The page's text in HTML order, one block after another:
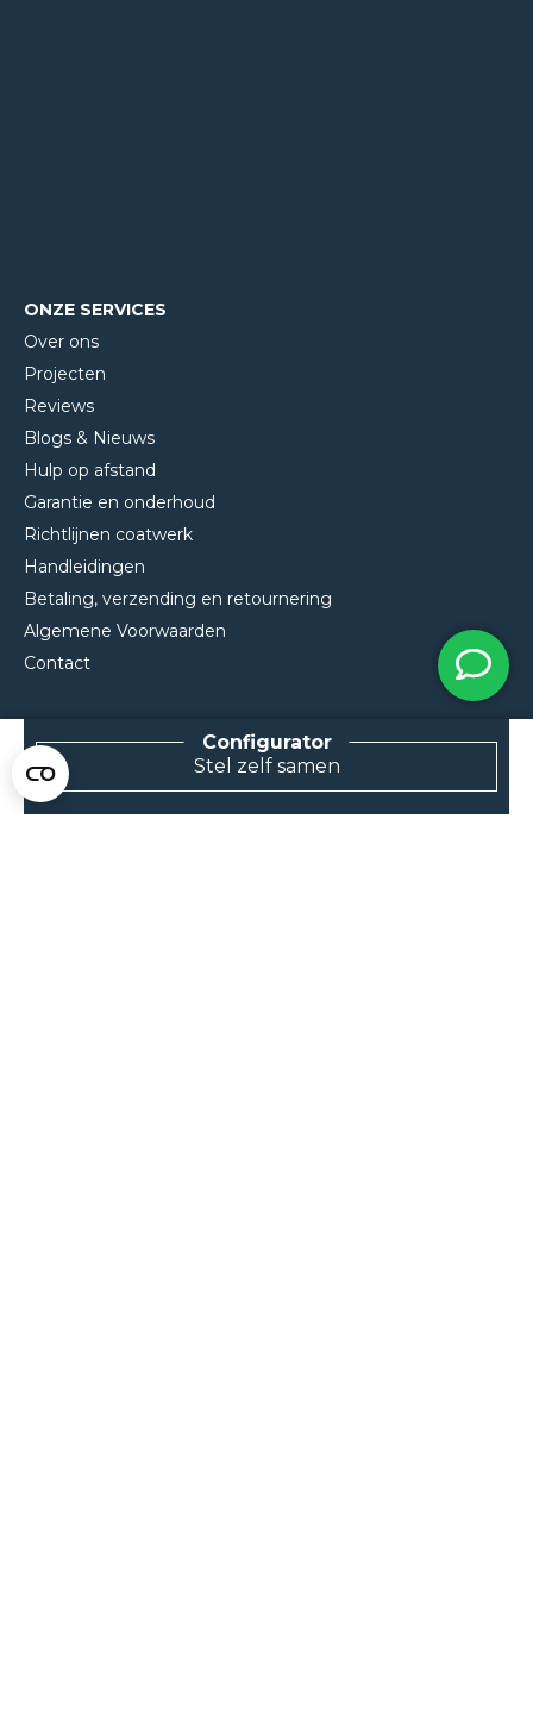
ONZE SERVICES
Over ons
Projecten
Reviews
Blogs & Nieuws
Hulp op afstand
Garantie en onderhoud
Richtlijnen coatwerk
Handleidingen
Betaling, verzending en retournering
Algemene Voorwaarden
Contact
Stel zelf samen